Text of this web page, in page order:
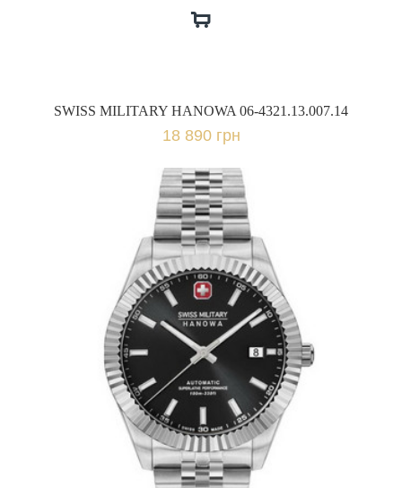
SWISS MILITARY HANOWA 06-4321.13.007.14
18 890 грн